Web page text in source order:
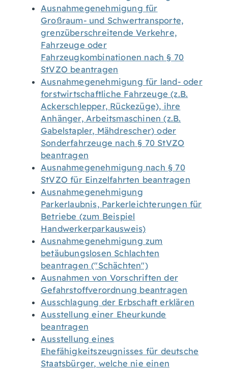
Ausnahmegenehmigung für
Großraum- und Schwertransporte,
grenzüberschreitende Verkehre,
Fahrzeuge oder
Fahrzeugkombinationen nach § 70
StVZO beantragen
Ausnahmegenehmigung für land- oder
forstwirtschaftliche Fahrzeuge (z.B.
Ackerschlepper, Rückezüge), ihre
Anhänger, Arbeitsmaschinen (z.B.
Gabelstapler, Mähdrescher) oder
Sonderfahrzeuge nach § 70 StVZO
beantragen
Ausnahmegenehmigung nach § 70
StVZO für Einzelfahrten beantragen
Ausnahmegenehmigung
Parkerlaubnis, Parkerleichterungen für
Betriebe (zum Beispiel
Handwerkerparkausweis)
Ausnahmegenehmigung zum
betäubungslosen Schlachten
beantragen ("Schächten")
Ausnahmen von Vorschriften der
Gefahrstoffverordnung beantragen
Ausschlagung der Erbschaft erklären
Ausstellung einer Eheurkunde
beantragen
Ausstellung eines
Ehefähigkeitszeugnisses für deutsche
Staatsbürger, welche nie einen